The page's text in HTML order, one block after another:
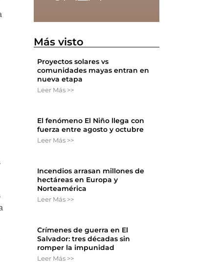
Más visto
Proyectos solares vs
comunidades mayas entran en
nueva etapa
Leer Más >>
El fenómeno El Niño llega con
fuerza entre agosto y octubre
Leer Más >>
Incendios arrasan millones de
hectáreas en Europa y
Norteamérica
Leer Más >>
Crímenes de guerra en El
Salvador: tres décadas sin
romper la impunidad
Leer Más >>